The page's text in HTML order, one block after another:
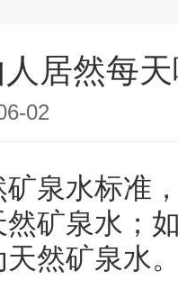
居然每
02
泉水标准
矿泉水；
然矿泉水